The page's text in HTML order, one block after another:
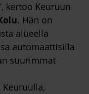
kertoo Keuruun
. Hän on
alueella
automaattisilla
suurimmat